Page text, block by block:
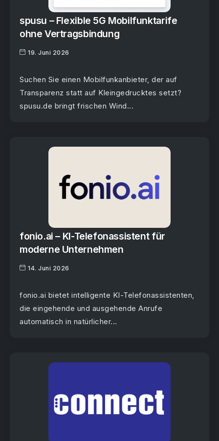
spusu – Flexible 5G Mobilfunktarife
ohne Vertragsbindung
19. Juni 2026
Suchen Sie einen Mobilfunkanbieter, der auf
Transparenz statt auf Kleingedrucktes setzt?
spusu.de bringt frischen Wind...
fonio.ai – KI-Telefonassistent für
moderne Unternehmen
14. Juni 2026
fonio.ai bietet intelligente KI-Telefonassistenten,
die eingehende und ausgehende Anrufe
automatisch in natürlicher...